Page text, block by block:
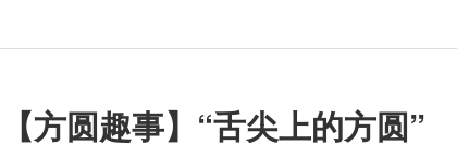
【方圆趣事】“舌尖上的方圆”